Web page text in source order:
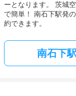
ーとなります。 茨城
で簡単！ 南石下駅発
約できます。
南石下